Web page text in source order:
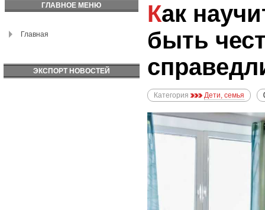
ГЛАВНОЕ МЕНЮ
Главная
ЭКСПОРТ НОВОСТЕЙ
Как научить ребенка
быть
Категория Дети, семья